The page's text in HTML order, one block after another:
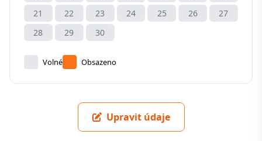
21
22 23 24 25 26
27
28
29 30
Volné Obsazeno
Upravit údaje